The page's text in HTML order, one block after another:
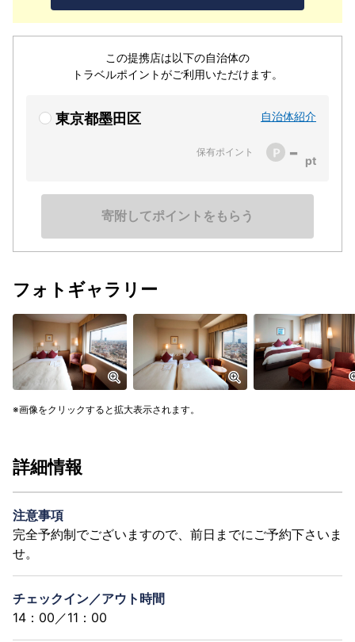
この提携店は以下の自治体の
トラベルポイントがご利用いただけます。
東京都墨田区 自治体紹介
保有ポイント -
寄附してポイントをもらう
して認定されています。
フォトギャラリー
画像をクリックすると拡大表示されます。
詳細情報
注意事項
完全予約制でございますので、前日までにご予約下さいま
せ。
チェックイン／アウト時間
14：00／11：00